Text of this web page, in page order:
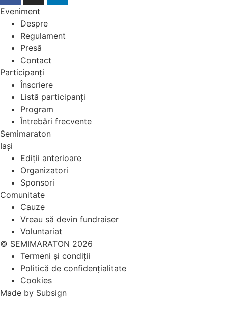
Eveniment
Despre
Regulament
Presă
Contact
Participanți
Înscriere
Listă participanți
Program
Întrebări frecvente
Semimaraton
Iași
Ediții anterioare
Organizatori
Sponsori
Comunitate
Cauze
Vreau să devin fundraiser
Voluntariat
© SEMIMARATON 2026
Termeni și condiții
Politică de confidențialitate
Cookies
Made by Subsign